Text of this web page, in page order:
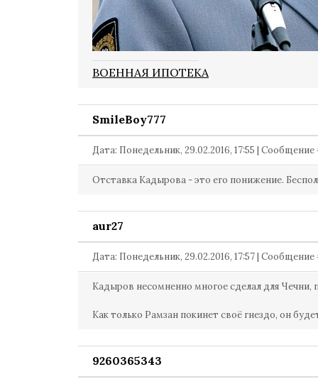
ВОЕННАЯ ИПОТЕКА
SmileBoy777
Дата: Понедельник, 29.02.2016, 17:55 |
Отставка Кадырова - это его понижение.
aur27
Дата: Понедельник, 29.02.2016, 17:57 |
Кадыров несомненно многое сделал для Чечни,
Как только Рамзан покинет своё гнездо, он
9260365343